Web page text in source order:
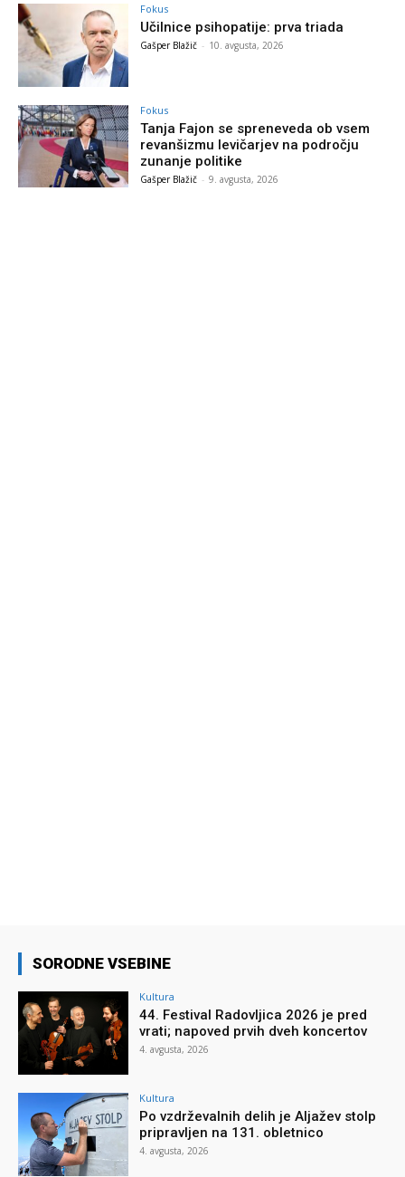
Fokus
Učilnice psihopatije: prva triada
Gašper Blažič - 10. avgusta, 2026
Fokus
Tanja Fajon se spreneveda ob vsem
revanšizmu levičarjev na področju
zunanje politike
Gašper Blažič - 9. avgusta, 2026
SORODNE VSEBINE
Kultura
44. Festival Radovljica 2026 je pred
vrati; napoved prvih dveh koncertov
4. avgusta, 2026
Kultura
Po vzdrževalnih delih je Aljažev stolp
pripravljen na 131. obletnico
4. avgusta, 2026